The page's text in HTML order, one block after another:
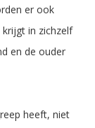
er ook
in zichzelf
en de ouder
heeft, niet